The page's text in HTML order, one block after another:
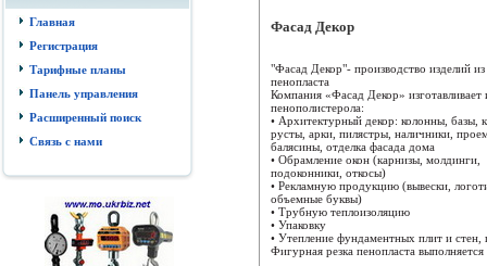
Главная
Регистрация
Тарифные планы
Панель управления
Расширенный поиск
Связь с нами
Фасад Декор
"Фасад Декор"- производство изделий из
пенопласта
Компания «Фасад Декор» изготавливает
пенополистерола:
• Архитектурный декор: колонны, базы,
русты, арки, пилястры, наличники,
балясины, отделка фасада дома
• Обрамление окон (карнизы, молдинги,
подоконники, откосы)
• Рекламную продукцию (вывески,
объемные буквы)
• Трубную теплоизоляцию
• Упаковку
• Утепление фундаментных плит и стен,
Фигурная резка пенопласта выполняется